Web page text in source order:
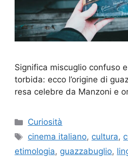
Significa miscuglio confuso
torbida: ecco l’origine di
resa celebre da Manzoni e
Categorie
Curiosità
Tag
cinema italiano, cultura,
etimologia, guazzabuglio,